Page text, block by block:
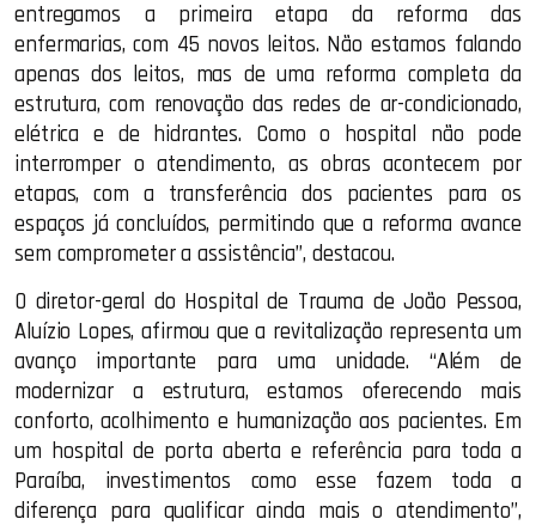
entregamos a primeira etapa da reforma das
enfermarias, com 45 novos leitos. Não estamos falando
apenas dos leitos, mas de uma reforma completa da
estrutura, com renovação das redes de ar-condicionado,
elétrica e de hidrantes. Como o hospital não pode
interromper o atendimento, as obras acontecem por
etapas, com a transferência dos pacientes para os
espaços já concluídos, permitindo que a reforma avance
sem comprometer a assistência”, destacou.
O diretor-geral do Hospital de Trauma de João Pessoa,
Aluízio Lopes, afirmou que a revitalização representa um
avanço importante para uma unidade. “Além de
modernizar a estrutura, estamos oferecendo mais
conforto, acolhimento e humanização aos pacientes. Em
um hospital de porta aberta e referência para toda a
Paraíba, investimentos como esse fazem toda a
diferença para qualificar ainda mais o atendimento”,